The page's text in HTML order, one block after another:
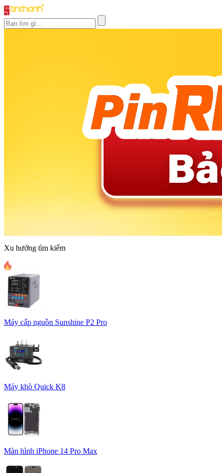
Xu hướng tìm kiếm
Máy cấp nguồn Sunshine P2 Pro
Máy khò Quick K8
Màn hình iPhone 14 Pro Max